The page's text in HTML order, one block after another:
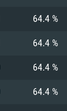
64.4 %
64.4 %
64.4 %
64.4 %